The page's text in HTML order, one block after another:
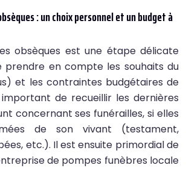
: un choix personnel et un budget à
obsèques est une étape délicate
prendre en compte les souhaits du
et les contraintes budgétaires de
de recueillir les dernières
concernant ses funérailles, si elles
de son vivant (testament,
etc.). Il est ensuite primordial de
de pompes funèbres locale